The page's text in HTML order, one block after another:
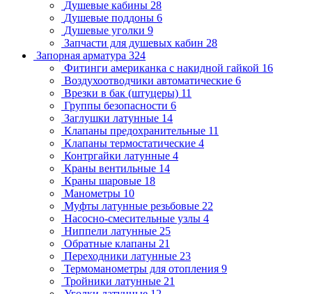
Душевые кабины 28
Душевые поддоны 6
Душевые уголки 9
Запчасти для душевых кабин 28
Запорная арматура 324
Фитинги американка с накидной гайкой 16
Воздухоотводчики автоматические 6
Врезки в бак (штуцеры) 11
Группы безопасности 6
Заглушки латунные 14
Клапаны предохранительные 11
Клапаны термостатические 4
Контргайки латунные 4
Краны вентильные 14
Краны шаровые 18
Манометры 10
Муфты латунные резьбовые 22
Насосно-смесительные узлы 4
Ниппели латунные 25
Обратные клапаны 21
Переходники латунные 23
Термоманометры для отопления 9
Тройники латунные 21